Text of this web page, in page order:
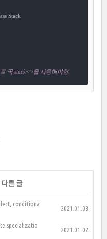
Stack
꼭 stack<>을 사용해야함
른 글
conditiona
2021.01.03
specializatio
2021.01.02